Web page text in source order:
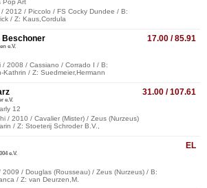
Pop Art
2012 / Piccolo / FS Cocky Dundee / B:
/ Z: Kaus,Cordula
17.00 / 85.91
Beschoner
e.V.
/ 2008 / Cassiano / Corrado I / B:
Kathrin / Z: Suedmeier,Hermann
31.00 / 107.61
e.V.
12
/ 2010 / Cavalier (Mister) / Zeus (Nurzeus)
/ Z: Stoeterij Schroder B.V.,
EL
e.V.
2009 / Douglas (Rousseau) / Zeus (Nurzeus) / B:
/ Z: van Deurzen,M.